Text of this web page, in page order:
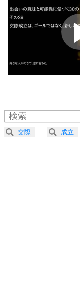
気
4
2.0倍速 （
2.5倍速 （
3.0倍速 （
交際 成立